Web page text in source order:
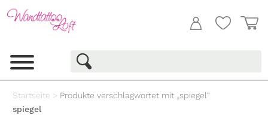
Startseite > Produkte verschlagwortet mit „spiegel“
spiegel